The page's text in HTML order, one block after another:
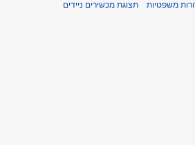
משפטיות תצוגת מכשירים ניידים